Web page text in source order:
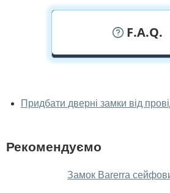
F.A.Q.
наживо?
Придбати дверні замки від
Рекомендуємо
Замок Barerra